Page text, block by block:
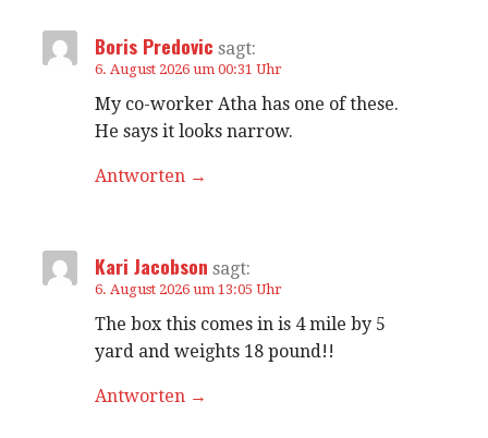
Boris Predovic sagt:
6. August 2026 um 00:31 Uhr
My co-worker Atha has one of these.
He says it looks narrow.
Antworten
Kari Jacobson sagt:
6. August 2026 um 13:05 Uhr
The box this comes in is 4 mile by 5
yard and weights 18 pound!!
Antworten